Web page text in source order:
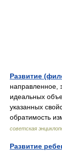
Развитие
направленное,
идеальных
указанных
обратимость
советская
Развитие